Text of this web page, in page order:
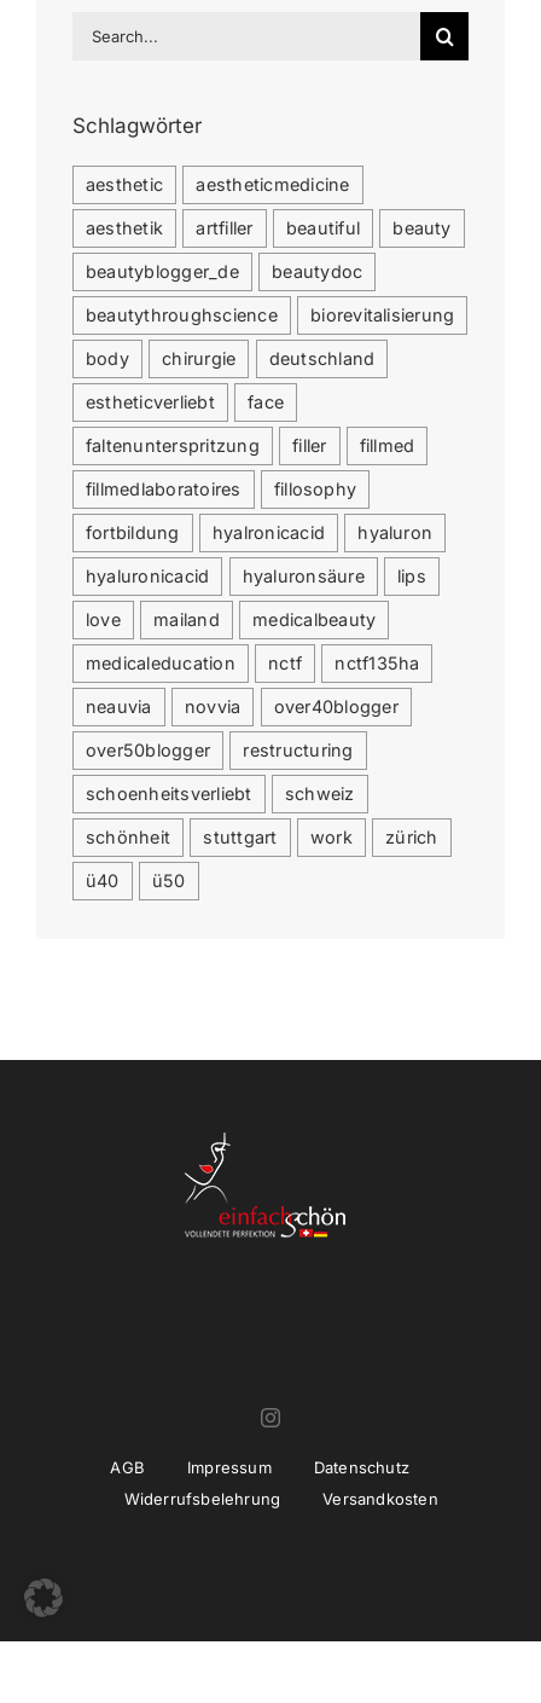
Search
Schlagwörter
aesthetic aestheticmedicine
aesthetik artfiller beautiful beauty
beautyblogger_de beautydoc
beautythroughscience biorevitalisierung
body chirurgie deutschland
estheticverliebt face
faltenunterspritzung filler fillmed
fillmedlaboratoires fillosophy
fortbildung hyalronicacid hyaluron
hyaluronicacid hyaluronsäure lips
love mailand medicalbeauty
medicaleducation nctf nctf135ha
neauvia novvia over40blogger
over50blogger restructuring
schoenheitsverliebt schweiz
schönheit stuttgart work zürich
ü40 ü50
AGB Impressum
Datenschutz
Widerrufsbelehrung
Versandkosten